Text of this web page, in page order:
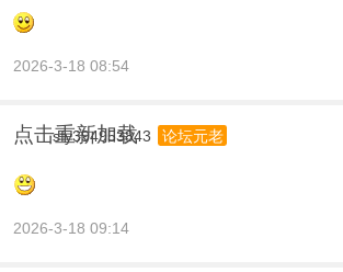
2026-3-18 08:54
点击重新加载
sfy394953843 论坛元老
2026-3-18 09:14